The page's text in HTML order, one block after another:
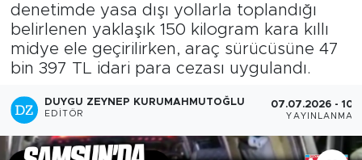
denetimde yasa dışı yollarla toplandığı
belirlenen yaklaşık 150 kilogram kara kıllı
midye ele geçirilirken, araç sürücüsüne 47
bin 397 TL idari para cezası uygulandı.
DUYGU ZEYNEP KURUMAHMUTOĞLU
EDITÖR
07.07.2026 -
YAYINLANMA
Son Dakika Haberleri
Haber Arşivi